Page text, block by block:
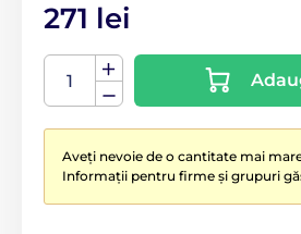
271 lei
Aveți nevoie de o cantitate mai
Informații pentru firme și grupuri